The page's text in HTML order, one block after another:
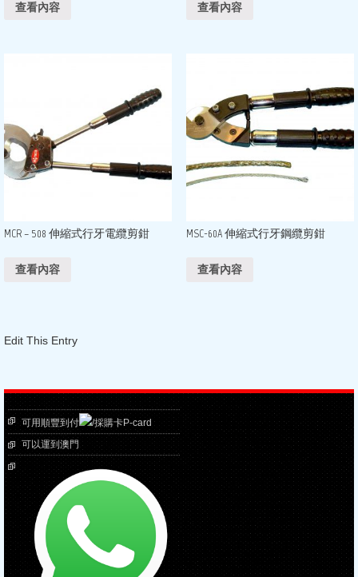
查看內容 查看內容
MCR – 508 伸縮式行牙電纜剪鉗
查看內容
MSC-60A 伸縮式行牙鋼纜剪鉗
查看內容
Edit This Entry
可用順豐到付
/採購卡P-card
可以運到澳門